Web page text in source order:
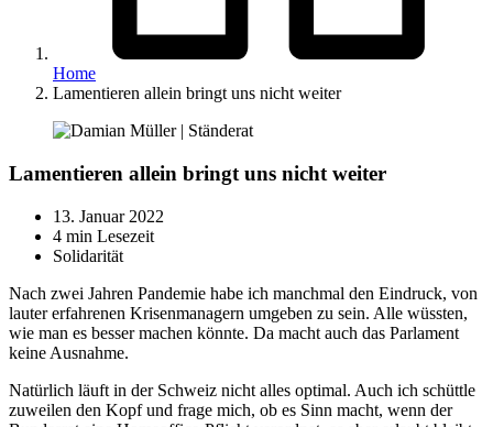
Home
Lamentieren allein bringt uns nicht weiter
Lamentieren allein bringt uns nicht weiter
13. Januar 2022
4 min Lesezeit
Solidarität
Nach zwei Jahren Pandemie habe ich manchmal den Eindruck, von
lauter erfahrenen Krisenmanagern umgeben zu sein. Alle wüssten,
wie man es besser machen könnte. Da macht auch das Parlament
keine Ausnahme.
Natürlich läuft in der Schweiz nicht alles optimal. Auch ich schüttle
zuweilen den Kopf und frage mich, ob es Sinn macht, wenn der